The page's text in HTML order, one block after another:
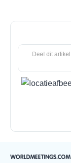
Deel dit artikel
WORLDMEETINGS.COM